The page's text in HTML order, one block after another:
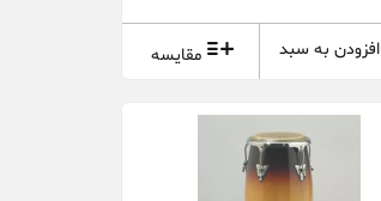
افزودن به سبد مقایسه